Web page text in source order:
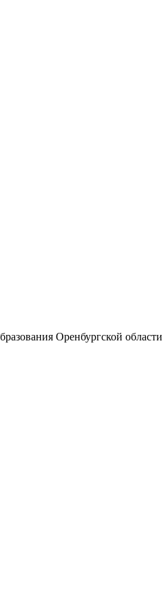
Оренбургской области